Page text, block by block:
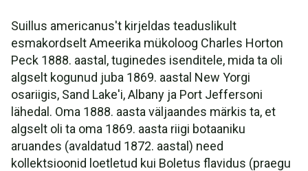
Suillus americanus't kirjeldas teaduslikult
esmakordselt Ameerika mükoloog Charles Horton
Peck 1888. aastal, tuginedes isenditele, mida ta oli
algselt kogunud juba 1869. aastal New Yorgi
osariigis, Sand Lake'i, Albany ja Port Jeffersoni
lähedal. Oma 1888. aasta väljaandes märkis ta, et
algselt oli ta oma 1869. aasta riigi botaaniku
aruandes (avaldatud 1872. aastal) need
kollektsioonid loetletud kui Boletus flavidus (praegu